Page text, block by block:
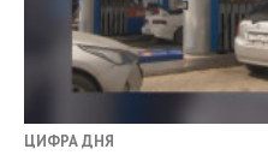
ЦИФРА ДНЯ